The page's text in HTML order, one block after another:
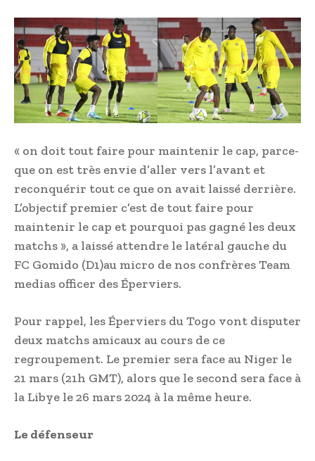
« on doit tout faire pour maintenir le cap, parce-
que on est très envie d’aller vers l’avant et
reconquérir tout ce que on avait laissé derrière.
L’objectif premier c’est de tout faire pour
maintenir le cap et pourquoi pas gagné les deux
matchs », a laissé attendre le latéral gauche du
FC Gomido (D1)au micro de nos confrères Team
medias officer des Éperviers.
Pour rappel, les Éperviers du Togo vont disputer
deux matchs amicaux au cours de ce
regroupement. Le premier sera face au Niger le
21 mars (21h GMT), alors que le second sera face à
la Libye le 26 mars 2024 à la même heure.
Le défenseur